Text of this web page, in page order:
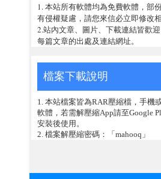
1. 本站所有軟體均為免費軟體，部
有侵權疑慮，請您來信必立即修改相
2.站內文章、圖片、下載連結皆歡
每篇文章的出處及連結網址。
檔案下載說明
1. 本站檔案皆為RAR壓縮檔，手機
軟體，若需解壓縮App請至Google
安裝後使用。
2. 檔案解壓縮密碼：「mahooq」